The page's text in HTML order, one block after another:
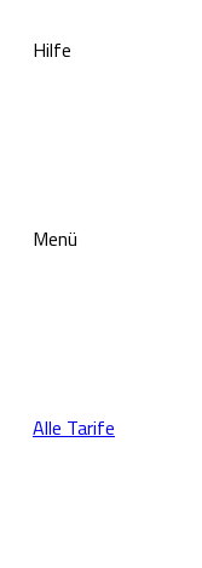
Hilfe
Menü
Alle Tarife